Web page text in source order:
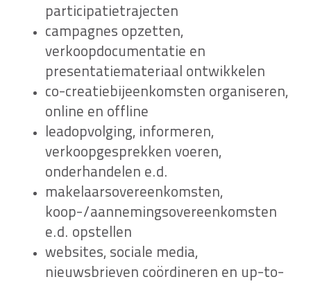
participatietrajecten
campagnes opzetten,
verkoopdocumentatie en
presentatiemateriaal ontwikkelen
co-creatiebijeenkomsten organiseren,
online en offline
leadopvolging, informeren,
verkoopgesprekken voeren,
onderhandelen e.d.
makelaarsovereenkomsten,
koop-/aannemingsovereenkomsten
e.d. opstellen
websites, sociale media,
nieuwsbrieven coördineren en up-to-